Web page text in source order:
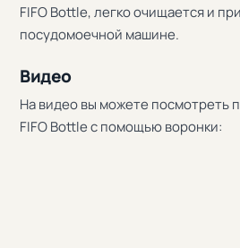
FIFO Bottle, легко очищается и
посудомоечной машине.
Видео
На видео вы можете посмотреть
FIFO Bottle с помощью воронки: